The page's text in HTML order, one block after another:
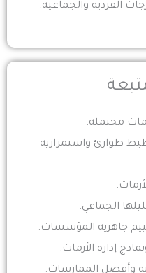
الفردية والجماعية.
محتملة.
طوارئ واستمرارية
الجماعي.
جاهزية المؤسسات.
إدارة الأزمات.
وأفضل الممارسات.